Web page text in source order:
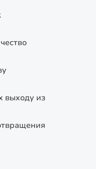
выходу из